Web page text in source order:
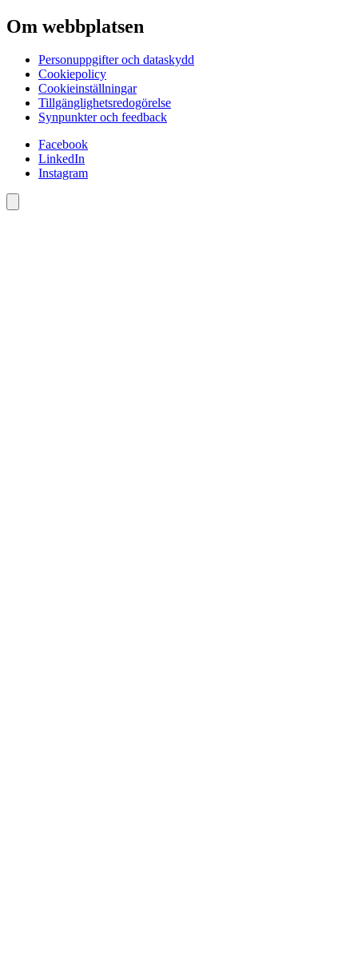
Om webbplatsen
Personuppgifter och dataskydd
Cookiepolicy
Cookieinställningar
Tillgänglighetsredogörelse
Synpunkter och feedback
Facebook
LinkedIn
Instagram